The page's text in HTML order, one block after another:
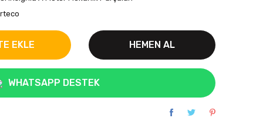
EKLE HEMEN AL
WHATSAPP DESTEK